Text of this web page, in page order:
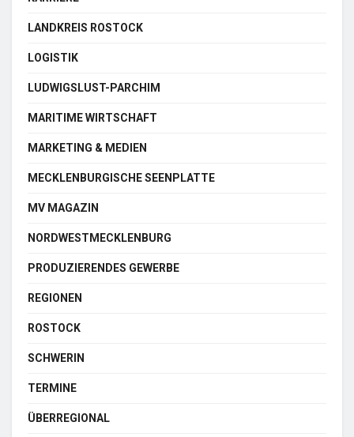
LANDKREIS ROSTOCK
LOGISTIK
LUDWIGSLUST-PARCHIM
MARITIME WIRTSCHAFT
MARKETING & MEDIEN
MECKLENBURGISCHE SEENPLATTE
MV MAGAZIN
NORDWESTMECKLENBURG
PRODUZIERENDES GEWERBE
REGIONEN
ROSTOCK
SCHWERIN
TERMINE
ÜBERREGIONAL